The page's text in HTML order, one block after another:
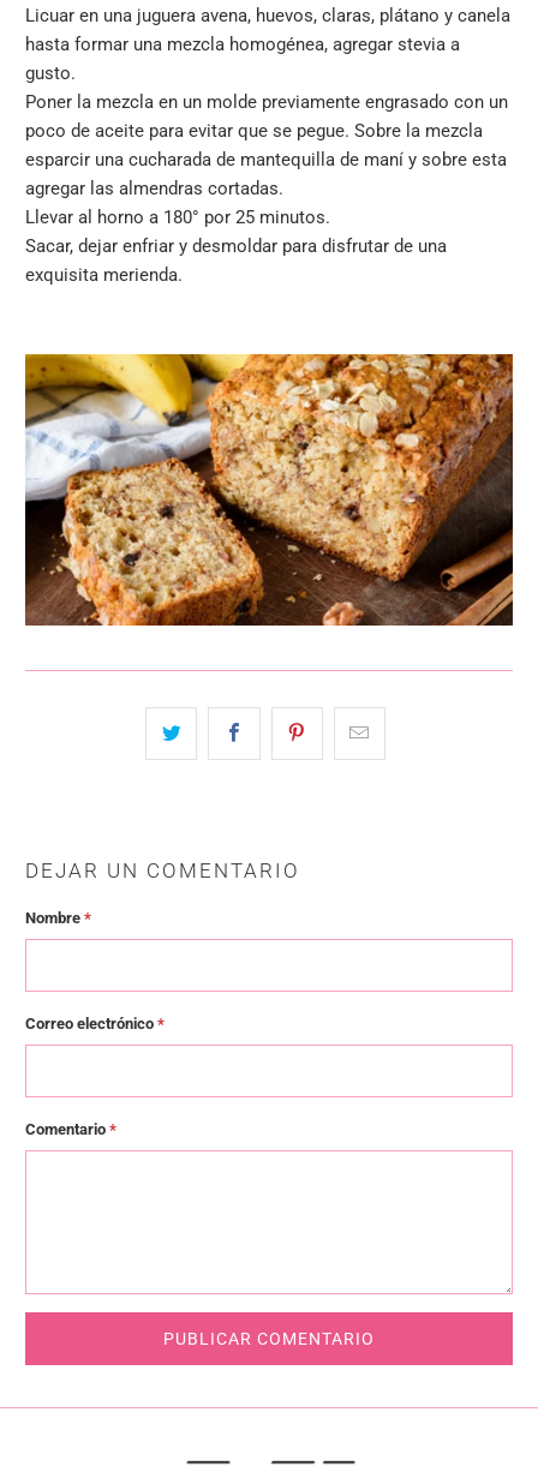
Licuar en una juguera avena, huevos, claras, plátano y canela
hasta formar una mezcla homogénea, agregar stevia a
gusto.
Poner la mezcla en un molde previamente engrasado con un
poco de aceite para evitar que se pegue. Sobre la mezcla
esparcir una cucharada de mantequilla de maní y sobre esta
agregar las almendras cortadas.
Llevar al horno a 180° por 25 minutos.
Sacar, dejar enfriar y desmoldar para disfrutar de una
exquisita merienda.
DEJAR UN COMENTARIO
Nombre*
Correo electrónico*
Comentario*